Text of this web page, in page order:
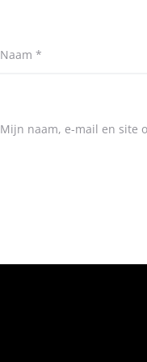
Naam *
Mijn naam, e-mail en site